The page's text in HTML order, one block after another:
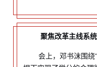
聚焦改革主线系
会上，邓书沫围绕